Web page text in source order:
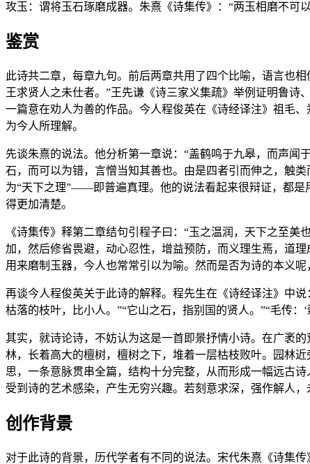
攻玉：谓将玉石琢磨成器。朱熹《诗集传》：“两玉相磨不可
鉴赏
此诗共二章，每章九句。前后两章共用了四个比喻，语言也
王求贤人之未仕者。”王先谦《诗三家义集疏》举例证明鲁
一篇意在劝人为善的作品。今人程俊英在《诗经译注》祖毛
为今人所理解。
先谈朱熹的说法。他分析第一章说：“盖鹤鸣于九皋，而声
石，而可以为错，言憎当知其善也。由是四者引而伸之，触
为“天下之理”——即普遍真理。他的说法看起来很辩证，都是
得更加清楚。
《诗集传》释第二章结句引程子曰：“玉之温润，天下之至
加，然后修省畏避，动心忍性，增益预防，而义理生焉，道
用来磨制玉器，今人也常常引以为喻。然而是否为诗的本义呢
再谈今人程俊英关于此诗的解释。程先生在《诗经译注》中说
枯落的枝叶，比小人。”“它山之石，指别国的贤人。”“毛传
其实，就诗论诗，不妨认为这是一首即景抒情小诗。在广袤
林，长着高大的檀树，檀树之下，堆着一层枯枝败叶。园林
思，一条意脉贯串全篇，结构十分完整，从而形成一幅远古
受到诗的艺术感染，产生无穷兴趣。若刻意求深，强作解人，
创作背景
对于此诗的背景，历代学者有不同的说法。宋代朱熹《诗集